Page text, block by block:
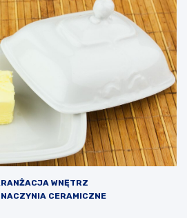
WNĘTRZ
NACZYNIA CERAMICZNE